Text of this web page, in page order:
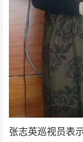
张志英巡视员表